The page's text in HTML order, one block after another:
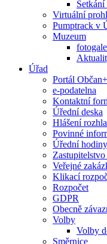
Virtuální
Pumptrack v
Muzeum
Úřad
Portál Občan+
e-podatelna
Kontaktní
Úřední deska
Hlášení
Povinné
Úřední hodiny
Zastupitelstvo
Veřejné
Klikací
Rozpočet
GDPR
Obecně
Volby
Volby
Směrnice